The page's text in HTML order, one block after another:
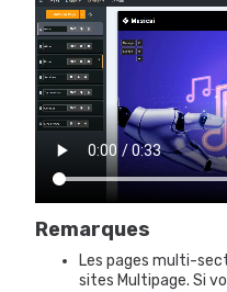
Remarques
Les pages multi-
sites Multipage. Si